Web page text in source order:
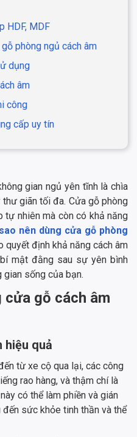
HDF, MDF
phòng ngủ cách âm
dụng
âm
công
cấp uy tín
gian ngủ yên tĩnh là chìa
giãn tối đa. Cửa gỗ phòng
tự nhiên mà còn có khả năng
nên dùng cửa gỗ phòng
quyết định khả năng cách âm
mật đằng sau sự yên bình
sống của bạn.
cửa gỗ cách âm
hiệu quả
từ xe cộ qua lại, các công
rao hàng, và thậm chí là
có thể làm phiền và gián
sức khỏe tinh thần và thể